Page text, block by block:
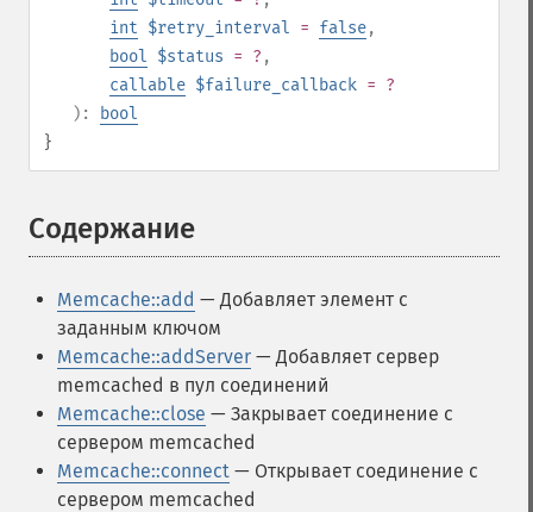
int $retry_interval = false,
bool $status = ? ,
callable $failure_callback = ?
):
bool
}
Содержание
Memcache::add — Добавляет элемент с
заданным ключом
Memcache::addServer — Добавляет сервер
memcached в пул соединений
Memcache::close — Закрывает соединение с
сервером memcached
Memcache::connect — Открывает соединение с
сервером memcached